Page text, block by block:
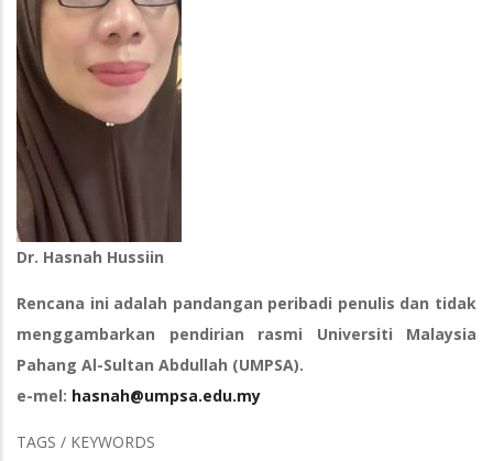
Dr. Hasnah Hussiin
Rencana ini adalah pandangan peribadi penulis dan tidak
menggambarkan pendirian rasmi Universiti Malaysia
Pahang Al-Sultan Abdullah (UMPSA).
e-mel: hasnah@umpsa.edu.my
TAGS / KEYWORDS